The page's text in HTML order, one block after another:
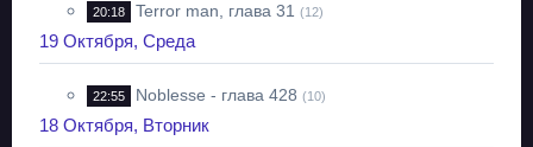
20:18 Terror man, глава 31 (12)
19 Октября, Среда
22:55 Noblesse - глава 428 (10)
18 Октября, Вторник